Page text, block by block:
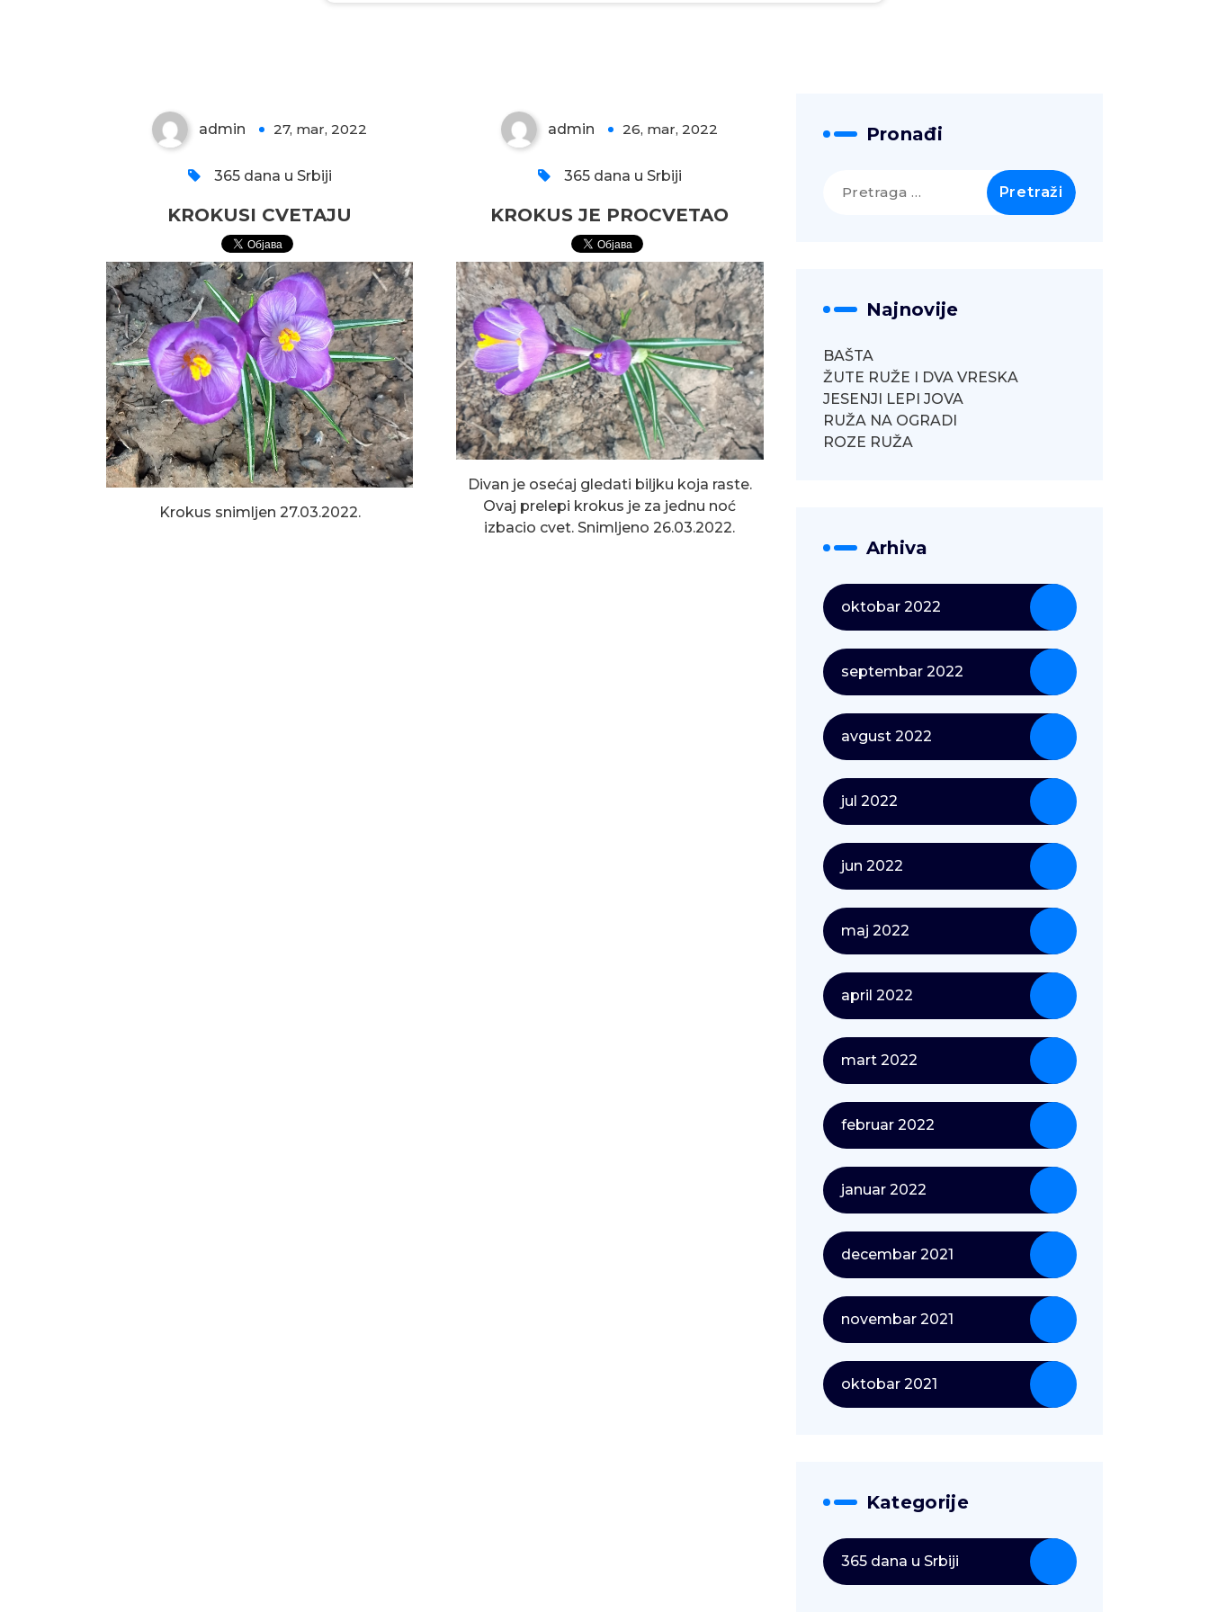
0
admin 27, mar, 2022
365 dana u Srbiji
KROKUSI CVETAJU
Krokus snimljen 27.03.2022.
0
admin 26, mar, 2022
365 dana u Srbiji
KROKUS JE PROCVETAO
Divan je osećaj gledati biljku koja raste.
Ovaj prelepi krokus je za jednu noć
izbacio cvet. Snimljeno 26.03.2022.
Pronađi
Najnovije
BAŠTA
ŽUTE RUŽE I DVA VRESKA
JESENJI LEPI JOVA
RUŽA NA OGRADI
ROZE RUŽA
Arhiva
oktobar 2022
septembar 2022
avgust 2022
jul 2022
jun 2022
maj 2022
april 2022
mart 2022
februar 2022
januar 2022
decembar 2021
novembar 2021
oktobar 2021
Kategorije
365 dana u Srbiji